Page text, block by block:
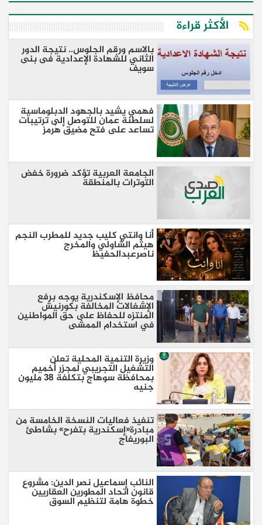
الأكثر قراءة
بالاسم ورقم الجلوس.. نتيجة الدور
الثاني للشهادة الإعدادية فى بنى
سويف
فهمي يشيد بالجهود الدبلوماسية
لسلطنة عمان للتوصل إلى ترتيبات
تساعد على فتح مضيق هُرمز
الجامعة العربية تؤكد ضرورة خفض
التوترات بالمنطقة ‏
أنا وانتي كليب جديد للمطرب النجم
هيثم الشاولي والمخرج
ناصرعبدالحفيظ
محافظ الإسكندرية يوجه برفع
الإشغالات المخالفة بكورنيش
المنتزه للحفاظ على حق المواطنين
في استخدام الممشى
وزيرة التنمية المحلية تعلن
التشغيل التجريبي لمجزر أخميم
بمحافظة سوهاج بتكلفة 38 مليون
جنيه
تنفيذ فعاليات النسخة الخامسة من
مبادرة«إسكندرية بتفرح» بشاطئ
البوريفاج
النائب إسماعيل نصر الدين: مشروع
قانون اتحاد المطورين العقاريين
خطوة هامة لتنظيم السوق